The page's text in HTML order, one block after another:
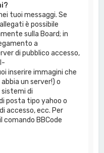
tuoi messaggi. Se
è possibile
sulla Board; in
a
di pubblico accesso,
inserire immagini che
un server!) o
di
posta tipo yahoo o
accesso, ecc. Per
comando BBCode